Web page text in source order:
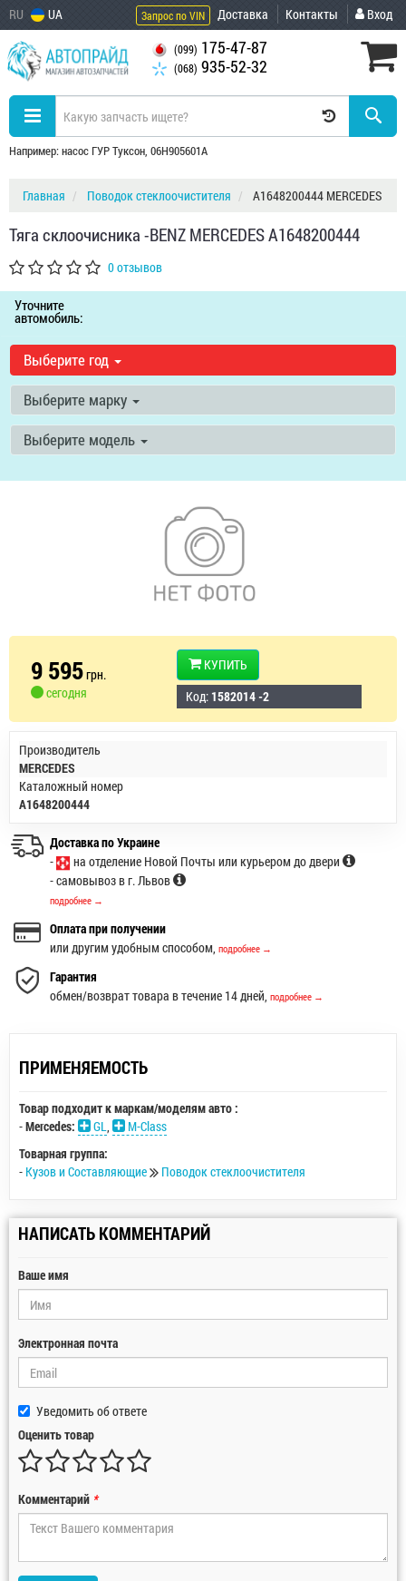
RU UA Запрос по VIN Доставка Контакты Вход
(099) 175-47-87
(068) 935-52-32
Например: насос ГУР Туксон, 06H905601A
Главная Поводок стеклоочистителя A1648200444 MERCEDES
Тяга склоочисника -BENZ MERCEDES A1648200444
0 отзывов
Уточните
автомобиль:
Выберите год
Выберите марку
Выберите модель
9 595грн.
сегодня
КУПИТЬ
Код: 1582014 -2
Производитель
MERCEDES
Каталожный номер
A1648200444
Доставка по Украине
-
на отделение Новой Почты или курьером до двери
- самовывоз в г. Львов
подробнее →
Оплата при получении
или другим удобным способом, подробнее →
Гарантия
обмен/возврат товара в течение 14 дней, подробнее →
ПРИМЕНЯЕМОСТЬ
Товар подходит к маркам/моделям авто :
-Mercedes: GL,
M-Class
Товарная группа:
- Кузов и Составляющие Поводок стеклоочистителя
НАПИСАТЬ КОММЕНТАРИЙ
Ваше имя
Электронная почта
Уведомить об ответе
Оценить товар
Комментарий *